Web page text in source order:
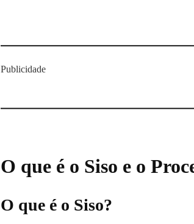
Publicidade
O que é o Siso e o
O que é o Siso?